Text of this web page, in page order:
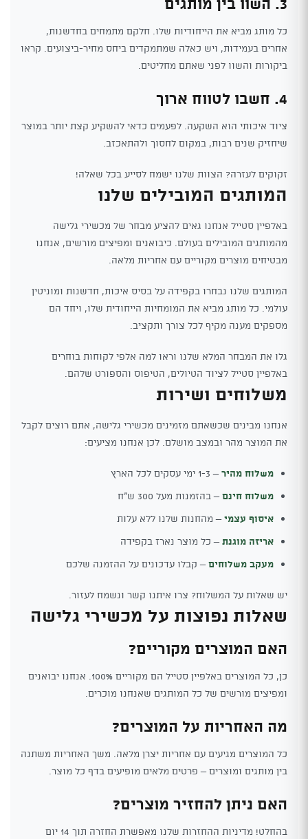
כל מותג מביא את הייחודיות שלו. חלקם מתמחים בחדשנות,
אחרים בעמידות, ויש כאלה שמתמקדים ביחס מחיר-ביצועים. קראו
ביקורות והשוו לפני שאתם מחליטים.
4. חשבו לטווח ארוך
ציוד איכותי הוא השקעה. לפעמים כדאי להשקיע קצת יותר במוצר
שיחזיק שנים רבות, במקום לחסוך ולהתאכזב.
זקוקים לעזרה? הצוות שלנו ישמח לסייע בכל שאלה!
המותגים המובילים שלנו
באלפיין סטייל אנחנו גאים להציע מבחר של מכשירי גלישה
מהמותגים המובילים בעולם. כיבואנים ומפיצים מורשים, אנחנו
מבטיחים מוצרים מקוריים עם אחריות מלאה.
המותגים שלנו נבחרו בקפידה על בסיס איכות, חדשנות ומוניטין
עולמי. כל מותג מביא את המומחיות הייחודית שלו, ויחד הם
מספקים מענה מקיף לכל צורך ותקציב.
גלו את המבחר המלא שלנו וראו למה אלפי לקוחות בוחרים
באלפיין סטייל לציוד הטיולים, הטיפוס והספורט שלהם.
משלוחים ושירות
אנחנו מבינים שכשאתם מזמינים מכשירי גלישה, אתם רוצים לקבל
את המוצר מהר ובמצב מושלם. לכן אנחנו מציעים:
משלוח מהיר– 1-3 ימי עסקים לכל הארץ
משלוח חינם– בהזמנות מעל 300 ש"ח
איסוף עצמי– מהחנות שלנו ללא עלות
אריזה מוגנת– כל מוצר נארז בקפידה
מעקב משלוחים– קבלו עדכונים על ההזמנה שלכם
יש שאלות על המשלוח? צרו איתנו קשר ונשמח לעזור.
שאלות נפוצות על מכשירי גלישה
האם המוצרים מקוריים?
כן, כל המוצרים באלפיין סטייל הם מקוריים 100%. אנחנו יבואנים
ומפיצים מורשים של כל המותגים שאנחנו מוכרים.
מה האחריות על המוצרים?
כל המוצרים מגיעים עם אחריות יצרן מלאה. משך האחריות משתנה
בין מותגים ומוצרים – פרטים מלאים מופיעים בדף כל מוצר.
האם ניתן להחזיר מוצרים?
בהחלט! מדיניות ההחזרות שלנו מאפשרת החזרה תוך 14 יום